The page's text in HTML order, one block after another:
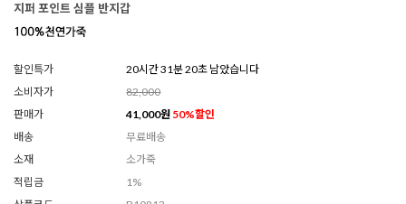
지퍼 포인트 심플 반지갑
할인특가
20시간 31분 17초 남았습니다
소비자가
82,000
판매가
41,000원 50%할인
배송
무료배송
소재
소가죽
적립금
1%